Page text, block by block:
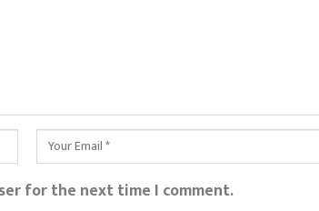
for the next time I comment.